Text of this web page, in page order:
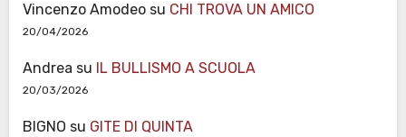
Vincenzo Amodeosu CHI TROVA UN AMICO
20/04/2026
Andrea su IL BULLISMO A SCUOLA
20/03/2026
BIGNO su GITE DI QUINTA